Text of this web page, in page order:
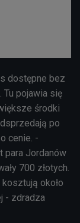
dostępne bez
Tu pojawia się
środki
po
cenie. -
para Jordanów
700 złotych.
około
- zdradza